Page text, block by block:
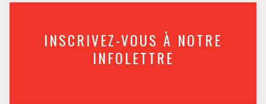
INSCRIVEZ-VOUS À NOTRE
INFOLETTRE